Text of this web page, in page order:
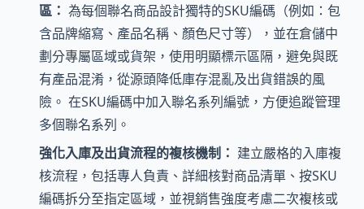
區： 為每個聯名商品設計獨特的SKU編碼（例如：包
含品牌縮寫、產品名稱、顏色尺寸等），並在倉儲中
劃分專屬區域或貨架，使用明顯標示區隔，避免與既
有產品混淆，從源頭降低庫存混亂及出貨錯誤的風
險。 在SKU編碼中加入聯名系列編號，方便追蹤管理
多個聯名系列。
強化入庫及出貨流程的複核機制： 建立嚴格的入庫複
核流程，包括專人負責、詳細核對商品清單、按SKU
編碼拆分至指定區域，並視銷售強度考慮二次複核或